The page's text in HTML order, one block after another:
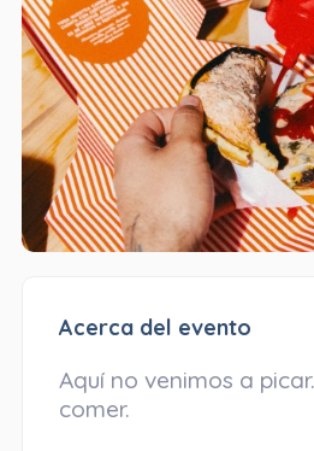
Acerca del evento
Aquí no venimos a
comer.